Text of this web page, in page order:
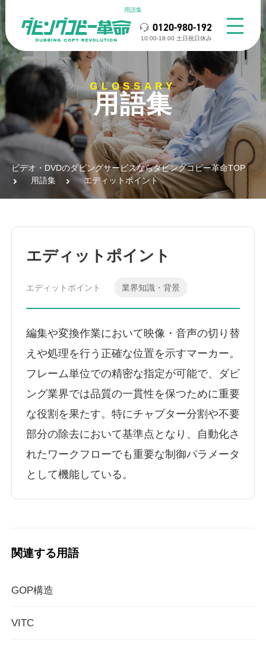
用語集
0120-980-192
10:00-18:00 ⼟⽇祝⽇休み
GLOSSARY
用語集
ビデオ・DVDのダビングサービスならダビングコピー革命TOP
用語集
エディットポイント
エディットポイント
エディットポイント 業界知識・背景
編集や変換作業において映像・音声の切り替
えや処理を行う正確な位置を示すマーカー。
フレーム単位での精密な指定が可能で、ダビ
ング業界では品質の一貫性を保つために重要
な役割を果たす。特にチャプター分割や不要
部分の除去において基準点となり、自動化さ
れたワークフローでも重要な制御パラメータ
として機能している。
関連する用語
GOP構造
VITC